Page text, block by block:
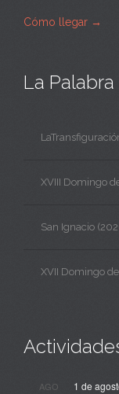
Cómo llegar →
La Palabra
XVIII Domingo
San Ignacio
XVII Domingo
AGO 1 de